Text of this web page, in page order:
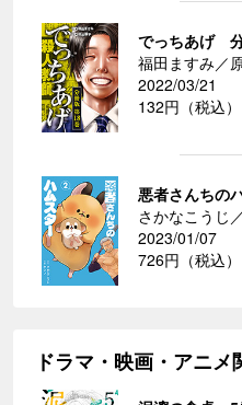
でっちあげ
福田ますみ／
2022/03/21
132円（税込）
悪者さんちの
さかなこうじ
2023/01/07
726円（税込）
ドラマ・映画・アニ